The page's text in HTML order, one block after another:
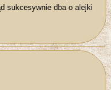
sukcesywnie dba o alejki